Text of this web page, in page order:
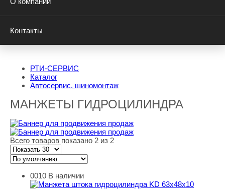
Контакты
РТИ-СЕРВИС
Каталог
Автосервис, шиномонтаж
МАНЖЕТЫ ГИДРОЦИЛИНДРА
Всего товаров показано 2 из 2
Манжета штока гидроцилиндра KD 63х48х10
0010 В наличии